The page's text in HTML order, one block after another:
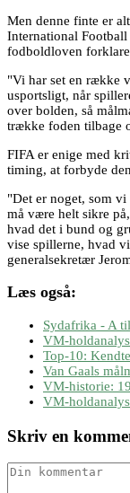
Men denne finte er
International
fodboldloven
"Vi har set en række
usportsligt, når
over bolden, så
trække foden tilbage
FIFA er enige med
timing, at forbyde
"Det er noget, som
må være helt sikre
hvad det i bund og
vise spillerne, hvad
generalsekretær
Læs også:
Sydafrika - A
VM-
Top-10:
Van Gaals
VM-historie:
VM-
Skriv en